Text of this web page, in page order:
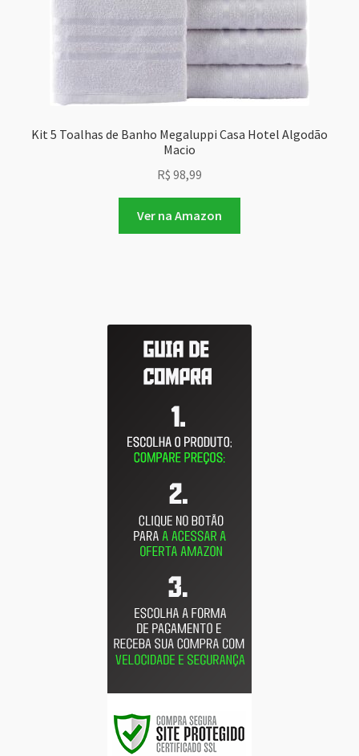
Kit 5 Toalhas de Banho Megaluppi Casa Hotel Algodão
Macio
R$ 98,99
Ver na Amazon